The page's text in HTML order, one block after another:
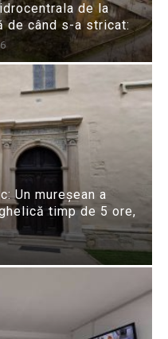
de la
de când s-a stricat:
Un mureșean a
timp de 5 ore,